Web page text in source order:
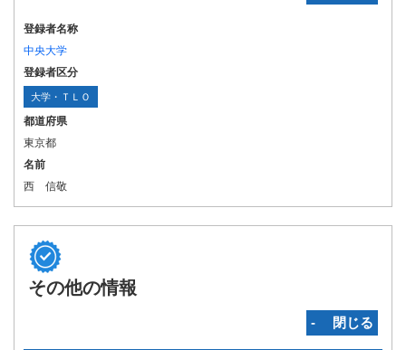
登録者名称
中央大学
登録者区分
大学・ＴＬＯ
都道府県
東京都
名前
西 信敬
その他の情報
‐ 閉じる